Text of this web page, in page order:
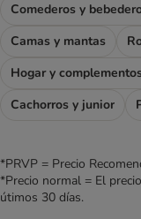
Comederos y
Camas y mantas
Hogar y
Cachorros y junior
*PRVP = Precio
*Precio normal = El
útimos 30 días.